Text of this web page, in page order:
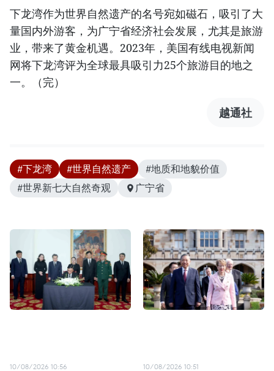
下龙湾作为世界自然遗产的名号宛如磁石，吸引了大
量国内外游客，为广宁省经济社会发展，尤其是旅游
业，带来了黄金机遇。2023年，美国有线电视新闻
网将下龙湾评为全球最具吸引力25个旅游目的地之
一。（完）
越通社
#下龙湾 #世界自然遗产
#地质和地貌价值
#世界新七大自然奇观
广宁省
10/08/2026 10:56 10/08/2026 10:51